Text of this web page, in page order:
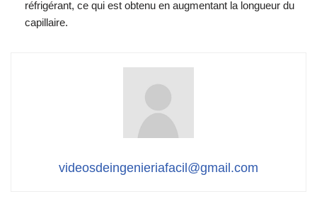
réfrigérant, ce qui est obtenu en augmentant la longueur du
capillaire.
videosdeingenieriafacil@gmail.com